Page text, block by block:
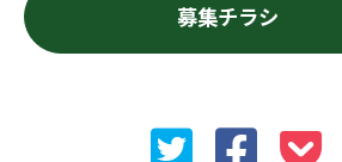
募集チラシ